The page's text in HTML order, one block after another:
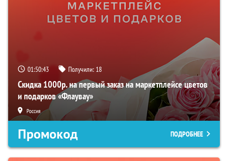
01:50:42 Получили: 18
Скидка 1000р. на первый заказ на маркетплейсе цветов
и подарков «Флаувау»
Россия
Промокод ПОДРОБНЕЕ